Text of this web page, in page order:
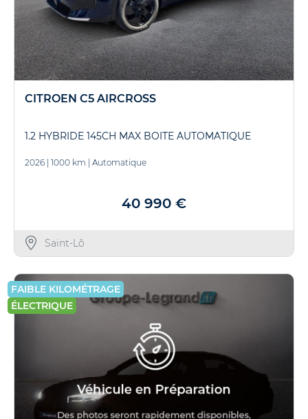
CITROEN C5 AIRCROSS
1.2 HYBRIDE 145CH MAX BOITE AUTOMATIQUE
2026 1000 km Automatique
40 990 €
Saint-Lô
FAIBLE KILOMÉTRAGE
ÉLECTRIQUE